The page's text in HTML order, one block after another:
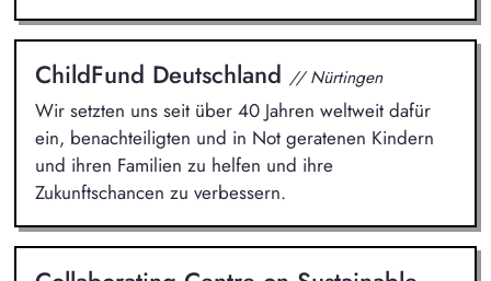
ChildFund Deutschland // Nürtingen
Wir setzten uns seit über 40 Jahren weltweit dafür
ein, benachteiligten und in Not geratenen Kindern
und ihren Familien zu helfen und ihre
Zukunftschancen zu verbessern.